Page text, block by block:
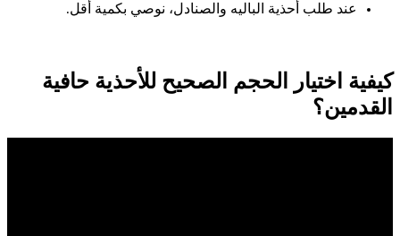
عند طلب أحذية الباليه والصنادل، نوصي بكمية أقل.
كيفية اختيار الحجم الصحيح للأحذية حافية
القدمين؟